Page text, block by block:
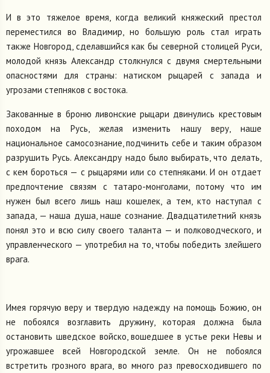
И в это тяжелое время, когда великий княжеский престол
переместился во Владимир, но большую роль стал играть
также Новгород, сделавшийся как бы северной столицей Руси,
молодой князь Александр столкнулся с двумя смертельными
опасностями для страны: натиском рыцарей с запада и
угрозами степняков с востока.
Закованные в броню ливонские рыцари двинулись крестовым
походом на Русь, желая изменить нашу веру, наше
национальное самосознание, подчинить себе и таким образом
разрушить Русь. Александру надо было выбирать, что делать,
с кем бороться — с рыцарями или со степняками. И он отдает
предпочтение связям с татаро-монголами, потому что им
нужен был всего лишь наш кошелек, а тем, кто наступал с
запада, — наша душа, наше сознание. Двадцатилетний князь
понял это и всю силу своего таланта — и полководческого, и
управленческого — употребил на то, чтобы победить злейшего
врага.
Имея горячую веру и твердую надежду на помощь Божию, он
не побоялся возглавить дружину, которая должна была
остановить шведское войско, вошедшее в устье реки Невы и
угрожавшее всей Новгородской земле. Он не побоялся
встретить грозного врага, во много раз превосходившего по